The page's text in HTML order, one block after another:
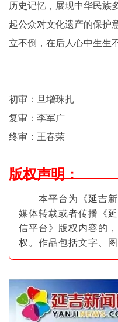
历史记忆，展现中华民族
起公众对文化遗产的保护
立不倒，在后人心中生生
初审：旦增珠扎
复审：李军广
终审：王春荣
版权声明：
本平台为《延吉新
媒体转载或者传播《
信平台》版权内容的
权。作品包括文字、